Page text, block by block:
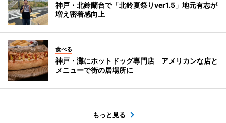
神戸・北鈴蘭台で「北鈴夏祭りver1.5」地元有志が
増え密着感向上
食べる
神戸・灘にホットドッグ専門店 アメリカンな店と
メニューで街の居場所に
もっと見る